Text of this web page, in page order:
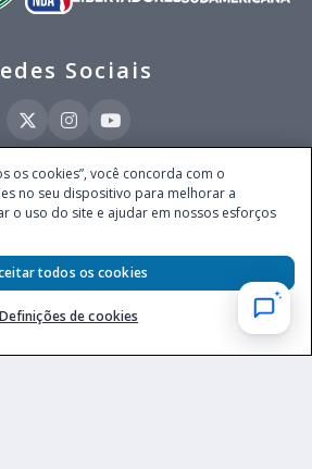
Sociais
Brasil LTDA (CNPJ 52.868.380/0001-84), com
Faria Lima, nº 4.055, 3º andar, Itaim Bibi, no
de São Paulo, CEP 04538-133, Brasil - empresa
de quota fixa em todo território nacional pela
do Ministério da Fazenda, conforme Portaria nº
publicada no DOU em 11.2.2025.
os cookies”, você concorda com o
no seu dispositivo para melhorar a
o uso do site e ajudar em nossos esforços
Definições de cookies
todos os cookies